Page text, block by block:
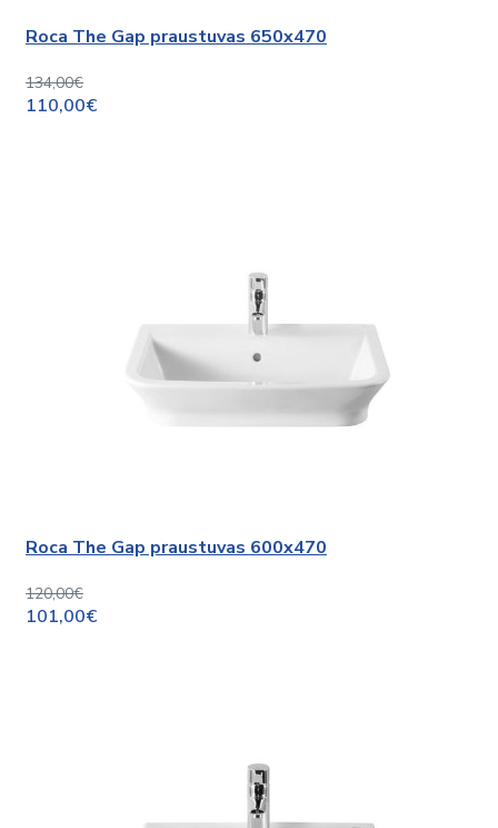
Roca The Gap praustuvas 650x470
134,00€
110,00€
Roca The Gap praustuvas 600x470
120,00€
101,00€